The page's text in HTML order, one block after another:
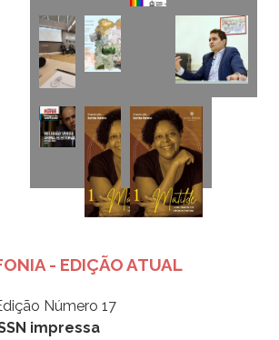
- EDIÇÃO ATUAL
Número 17
impressa